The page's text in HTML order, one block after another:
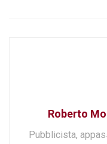
Roberto
Pubblicista,